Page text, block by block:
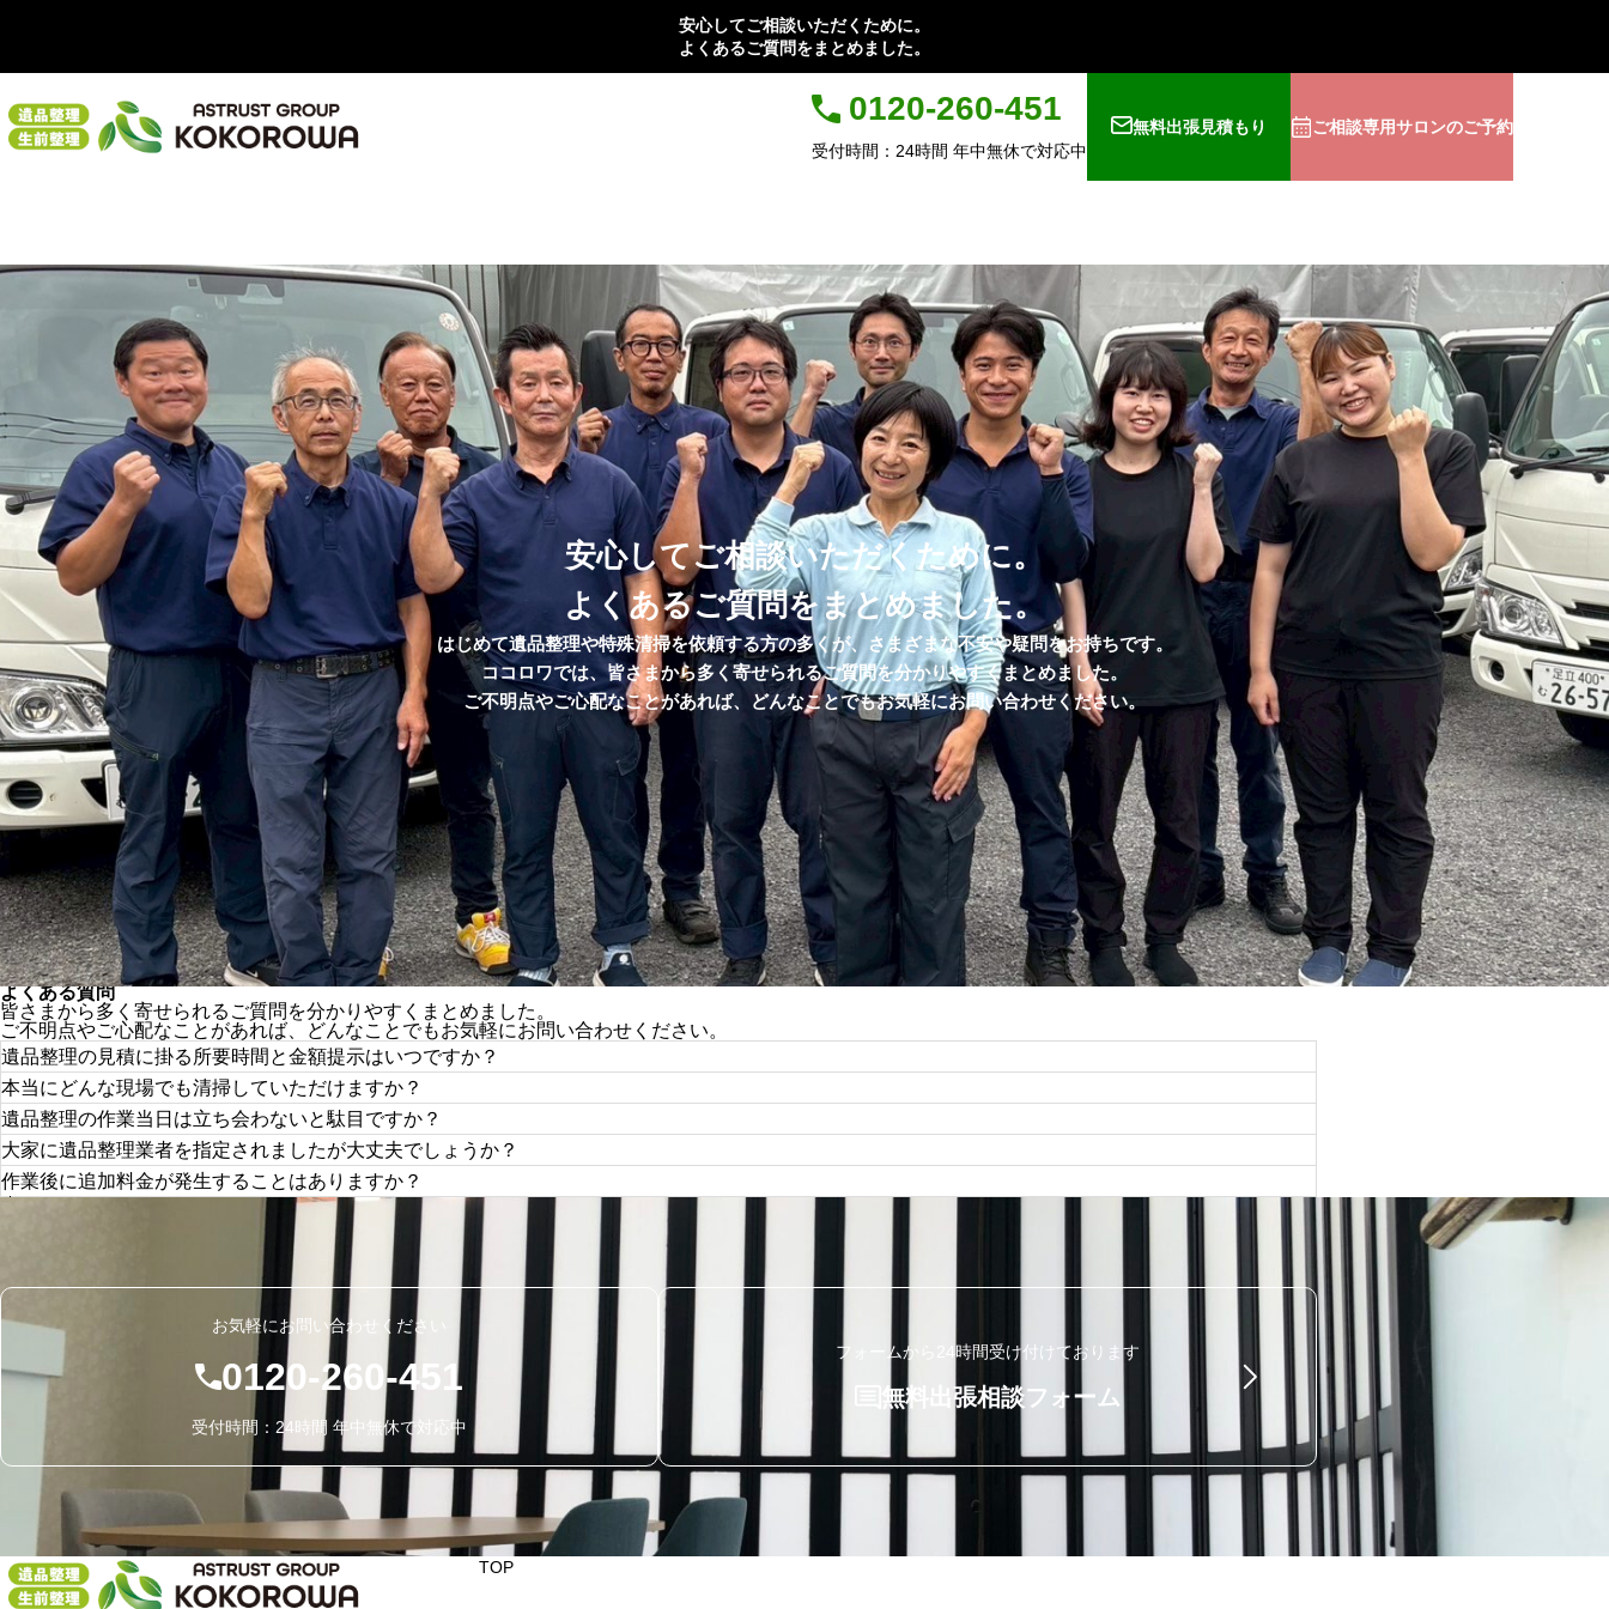
安心してご相談いただくために。
よくあるご質問をまとめました。
0120-260-451
受付時間：24時間 年中無休で対応中
無料出張見積もり ご相談専用サロンのご予約
安心してご相談いただくために。
よくあるご質問をまとめました。
はじめて遺品整理や特殊清掃を依頼する方の多くが、さまざまな不安や疑問をお持ちです。
ココロワでは、皆さまから多く寄せられるご質問を分かりやすくまとめました。
ご不明点やご心配なことがあれば、どんなことでもお気軽にお問い合わせください。
よくある質問
皆さまから多く寄せられるご質問を分かりやすくまとめました。
ご不明点やご心配なことがあれば、どんなことでもお気軽にお問い合わせください。
遺品整理の見積に掛る所要時間と金額提示はいつですか？
見積はお家の大きさなどに左右されますが、遺品整理で大体 30 分以内です。
金額もその時に見積書の控えと一緒にお渡しします。 見積は無料なのでお気軽にお問い合わせ下さい。
また、ココロワではクイック見積サービスを行っておりますので、
こちらをご利用頂ければ 60 分以内にお電話にて遺品整理に必要な見積総額をお伝えすることが出来ます。
立会も不要で便利なサービスですので是非ご利用ください。
本当にどんな現場でも清掃していただけますか？
自殺、殺人などの事件現場から、ゴミ屋敷で孤独死など特殊なケースまで、
どのような現場でも対応できる経験と実績があります。
また、亡くなられた場所（フローリング、畳、クッションフロア、浴槽など）
など状況に応じた適切な清掃方法で臭いの元を確実に除去・清掃しますのでお任せください。
遺品整理の作業当日は立ち会わないと駄目ですか？
いいえ、立ち会わなくても大丈夫です。部屋数や荷物の量で変りますが、
遺品整理作業には平均 4 ～ 5 時間は掛ります。
その間ほこりが舞っている部屋にいて頂くのは大変恐縮です。
但し、ご一緒に仕分けを希望する場合と、自ら立会いを希望される場合は、
できる限り配慮しながら作業させて頂きますのでご安心下さい。
大家に遺品整理業者を指定されましたが大丈夫でしょうか？
最近よく聞くお話ですが、遺品整理業者も様々で誠意を持ってやってくれるところばかり
ではありません。価格が相場よりすごく高いところや、処分だけをするところなど、
ご自身の気持ちを汲み取ってくれない業者もたくさんおります。
大家さんに話をすれば大抵業者を変えることはできますのでご遺族様が納得されたところに任せるべきだと思います。
作業後に追加料金が発生することはありますか？
そのようなことはございませんのでご安心ください。
実際に遺品整理をさせて頂いた際に買取品が増えて減額することはあっても、
追加請求することはありませんのご安心下さい。
追加料金を請求させて頂く場合があるとすれば、ご依頼主様から見積り時に含まれていない追加作業の依頼を受けた時のみです。
お気軽にお問い合わせください
0120-260-451
受付時間：24時間 年中無休で対応中
フォームから24時間受け付けております
無料出張相談フォーム
TOP